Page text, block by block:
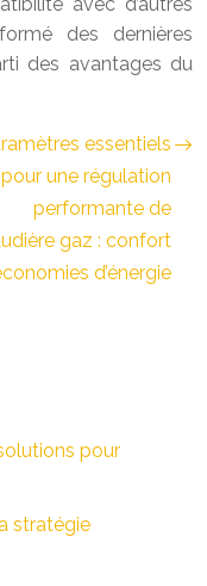
des dernières
des avantages du
essentiels
pour une régulation
performante de
gaz : confort
d’énergie
pour
stratégie